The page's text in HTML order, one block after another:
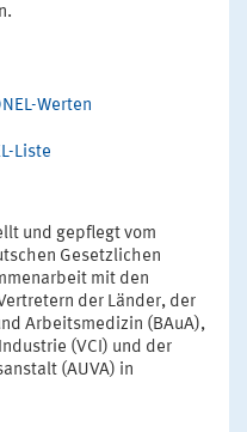
Werten
Liste
und gepflegt vom
Gesetzlichen
mit den
der Länder, der
Arbeitsmedizin (BAuA),
(VCI) und der
(AUVA) in